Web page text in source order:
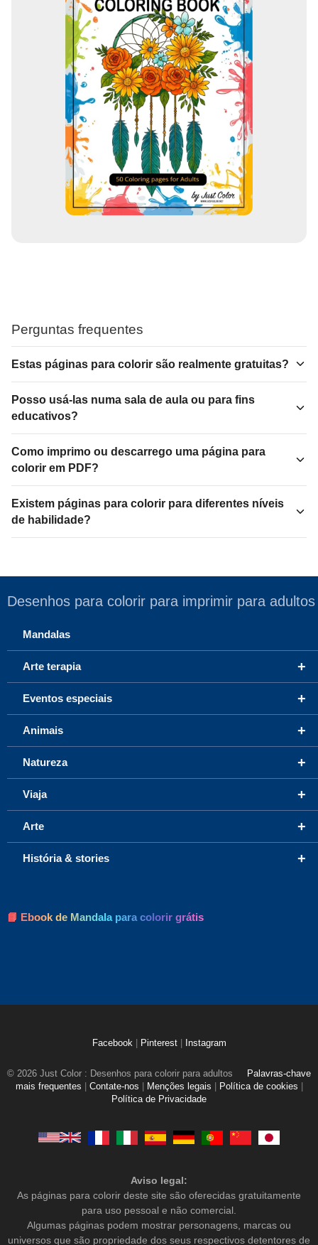
Perguntas frequentes
Estas páginas para colorir são realmente gratuitas?
Posso usá-las numa sala de aula ou para fins
educativos?
Como imprimo ou descarrego uma página para
colorir em PDF?
Existem páginas para colorir para diferentes níveis
de habilidade?
Desenhos para colorir para imprimir para adultos
Mandalas
+
Arte terapia
+
Eventos especiais
+
Animais
+
Natureza
+
Viaja
+
Arte
+
História & stories
📘 Ebook de Mandala para colorir grátis
Facebook Pinterest Instagram
© 2026 Just Color : Desenhos para colorir para adultos
Palavras-chave
mais frequentes
Contate-nos Menções legais Política de cookies
Política de Privacidade
Aviso legal:
As páginas para colorir deste site são oferecidas gratuitamente
para uso pessoal e não comercial.
Algumas páginas podem mostrar personagens, marcas ou
universos que são propriedade dos seus respectivos detentores de